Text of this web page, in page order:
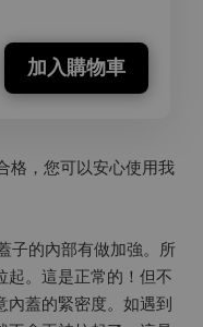
加入購物車
格，您可以安心使用我
子的內部有做加強。所
起。這是正常的！但不
蓋的緊密度。如遇到